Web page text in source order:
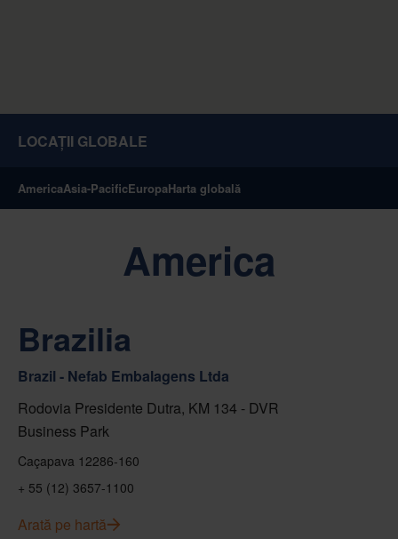
LOCAȚII GLOBALE
AmericaAsia-PacificEuropaHarta globală
America
Brazilia
Brazil - Nefab Embalagens Ltda
Rodovia Presidente Dutra, KM 134 - DVR
Business Park
Caçapava 12286-160
+ 55 (12) 3657-1100
Arată pe hartă